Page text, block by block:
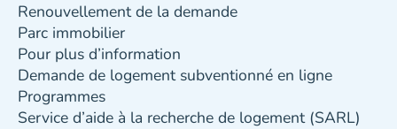
Renouvellement de la demande
Parc immobilier
Pour plus d’information
Demande de logement subventionné en ligne
Programmes
Service d’aide à la recherche de logement (SARL)